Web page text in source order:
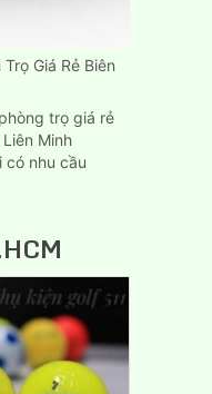
Giá Rẻ Biên
trọ giá rẻ
Minh
có nhu cầu